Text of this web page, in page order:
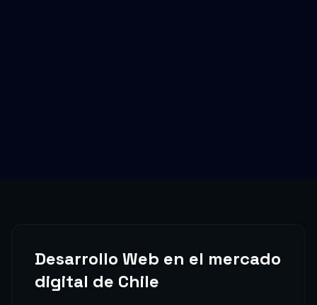
Desarrollo Web en el mercado
digital de Chile